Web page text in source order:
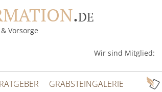
.DE
Vorsorge
Wir sind Mitglied:
RATGEBER GRABSTEINGALERIE